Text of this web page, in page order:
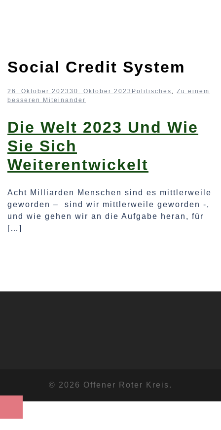
Social Credit System
26. Oktober 2023 30. Oktober 2023 Politisches , Zu einem
besseren Miteinander
Die Welt 2023 Und Wie
Sie Sich
Weiterentwickelt
Acht Milliarden Menschen sind es mittlerweile
geworden – sind wir mittlerweile geworden -,
und wie gehen wir an die Aufgabe heran, für
[…]
© 2026 Offener Roter Kreis.